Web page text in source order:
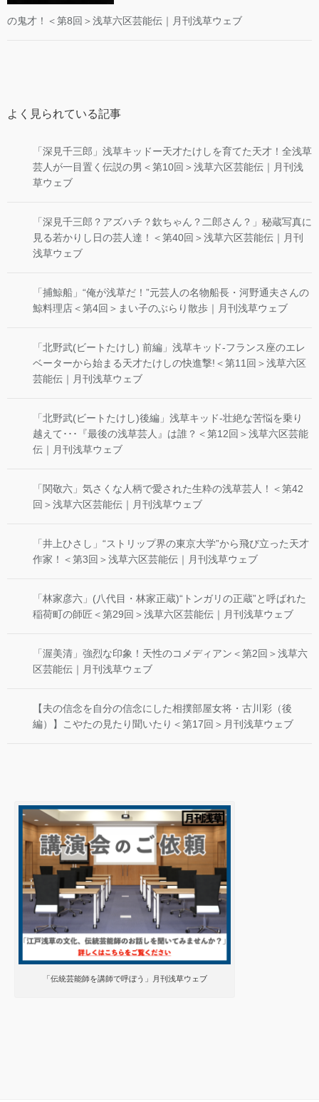
の鬼才！＜第8回＞浅草六区芸能伝｜月刊浅草ウェブ
よく見られている記事
「深見千三郎」浅草キッドー天才たけしを育てた天才！全浅草
芸人が一目置く伝説の男＜第10回＞浅草六区芸能伝｜月刊浅
草ウェブ
「深見千三郎？アズハチ？欽ちゃん？二郎さん？」秘蔵写真に
見る若かりし日の芸人達！＜第40回＞浅草六区芸能伝｜月刊
浅草ウェブ
「捕鯨船」“俺が浅草だ！”元芸人の名物船長・河野通夫さんの
鯨料理店＜第4回＞まい子のぶらり散歩｜月刊浅草ウェブ
「北野武(ビートたけし) 前編」浅草キッド-フランス座のエレ
ベーターから始まる天才たけしの快進撃!＜第11回＞浅草六区
芸能伝｜月刊浅草ウェブ
「北野武(ビートたけし)後編」浅草キッド-壮絶な苦悩を乗り
越えて･･･『最後の浅草芸人』は誰？＜第12回＞浅草六区芸能
伝｜月刊浅草ウェブ
「関敬六」気さくな人柄で愛された生粋の浅草芸人！＜第42
回＞浅草六区芸能伝｜月刊浅草ウェブ
「井上ひさし」“ストリップ界の東京大学”から飛び立った天才
作家！＜第3回＞浅草六区芸能伝｜月刊浅草ウェブ
「林家彦六」(八代目・林家正蔵)“トンガリの正蔵”と呼ばれた
稲荷町の師匠＜第29回＞浅草六区芸能伝｜月刊浅草ウェブ
「渥美清」強烈な印象！天性のコメディアン＜第2回＞浅草六
区芸能伝｜月刊浅草ウェブ
【夫の信念を自分の信念にした相撲部屋女将・古川彩（後
編）】こやたの見たり聞いたり＜第17回＞月刊浅草ウェブ
「伝統芸能師を講師で呼ぼう」月刊浅草ウェブ